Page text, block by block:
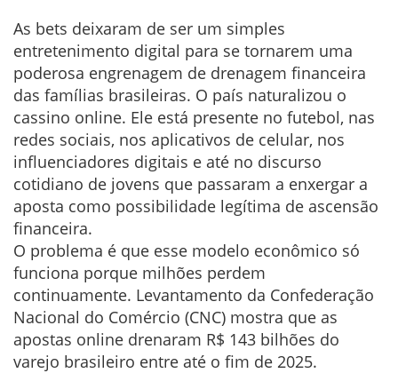
As bets deixaram de ser um simples
entretenimento digital para se tornarem uma
poderosa engrenagem de drenagem financeira
das famílias brasileiras. O país naturalizou o
cassino online. Ele está presente no futebol, nas
redes sociais, nos aplicativos de celular, nos
influenciadores digitais e até no discurso
cotidiano de jovens que passaram a enxergar a
aposta como possibilidade legítima de ascensão
financeira.
O problema é que esse modelo econômico só
funciona porque milhões perdem
continuamente. Levantamento da Confederação
Nacional do Comércio (CNC) mostra que as
apostas online drenaram R$ 143 bilhões do
varejo brasileiro entre até o fim de 2025.